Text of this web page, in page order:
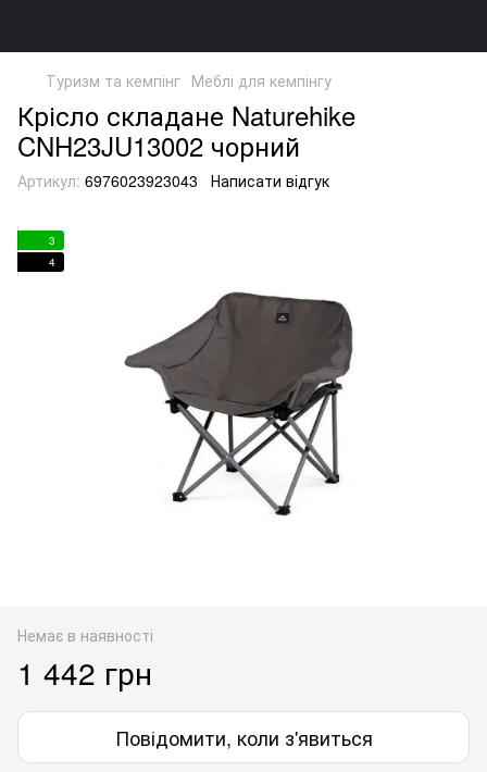
Туризм та кемпінг Меблі для кемпінгу
Крісло складане Naturehike
CNH23JU13002 чорний
Артикул: 6976023923043 Написати відгук
3
4
Немає в наявності
1 442 грн
Повідомити, коли з'явиться